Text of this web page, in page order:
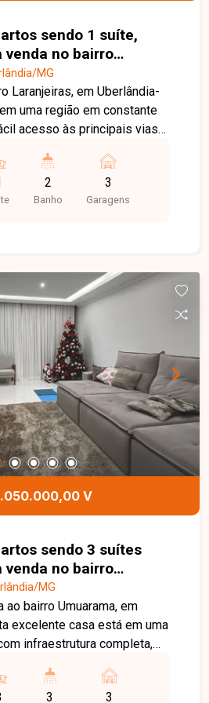
sendo 1 suíte,
venda no bairro
MG
MG
Laranjeiras, em Uberlândia-
uma região em constante
acesso às principais vias
e serviços essenciais,
e qualidade de vida.
com pé-direito alto, 3
3 vagas de garagem
praticidade e um imóvel
Agende sua visita e venha
2
Banho
3
Garagens
V
sendo 3 suítes
venda no bairro
MG
MG
bairro Umuarama, em
excelente casa está em uma
infraestrutura completa,
escolas,
3 3